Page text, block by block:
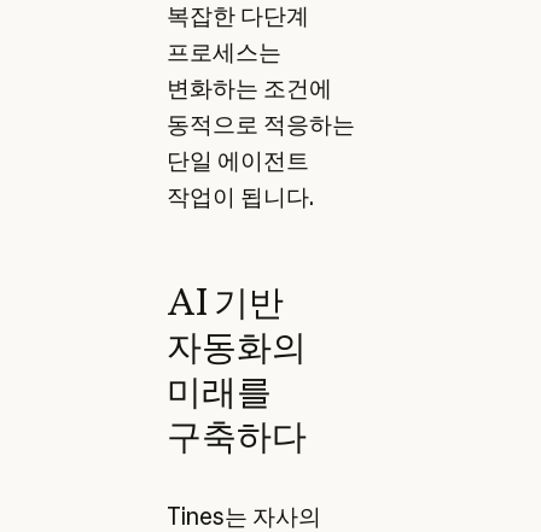
복잡한 다단계
프로세스는
변화하는 조건에
동적으로 적응하는
단일 에이전트
작업이 됩니다.
AI 기반
자동화의
미래를
구축하다
Tines는 자사의